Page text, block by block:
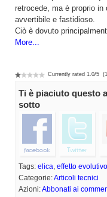
retrocede, ma è proprio
avvertibile e fastidioso.
Ciò è dovuto
More...
Currently rated 1.0/5 (1
Ti è piaciuto questo
sotto
Tags: elica, effetto evolutivo
Categorie:Articoli tecnici
Azioni:Abbonati ai